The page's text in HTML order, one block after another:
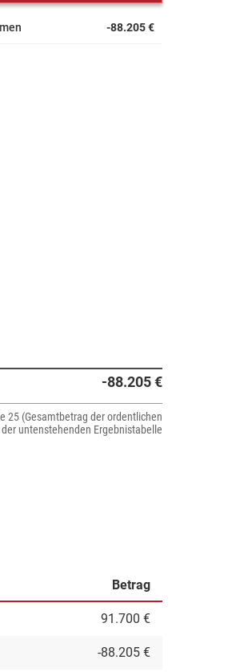
-88.205 €
-88.205 €
25 (Gesamtbetrag der ordentlichen
untenstehenden Ergebnistabelle
Betrag
91.700 €
-88.205 €